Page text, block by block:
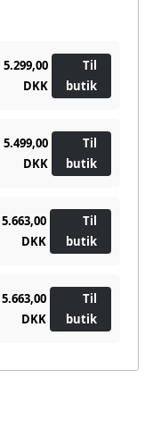
5.299,00
DKK
Til
butik
5.499,00
DKK
Til
butik
5.663,00
DKK
Til
butik
5.663,00
DKK
Til
butik